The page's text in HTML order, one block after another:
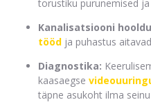
torustiku purunemised
Kanalisatsiooni
tööd ja puhastus
Diagnostika:
kaasaegse
täpne asukoht ilma